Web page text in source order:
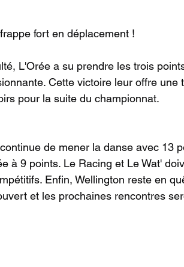
fort en déplacement !
L'Orée a su prendre les trois
Cette victoire leur offre une
pour la suite du championnat.
de mener la danse avec 13
à 9 points. Le Racing et Le Wat'
Enfin, Wellington reste en
et les prochaines rencontres